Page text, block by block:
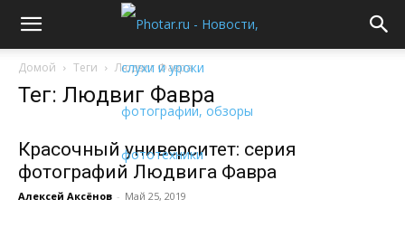
Домой Теги Людвиг Фавра
Тег: Людвиг Фавра
Красочный университет: серия
фотографий Людвига Фавра
Алексей Аксёнов - Май 25, 2019